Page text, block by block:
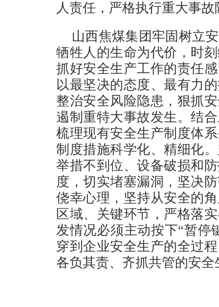
人责任，严格执行重大事
山西焦煤集团牢固树立
牺牲人的生命为代价，时
抓好安全生产工作的责任
以最坚决的态度、最有力
整治安全风险隐患，狠抓
遏制重特大事故发生。结
梳理现有安全生产制度体
制度措施科学化、精细化
举措不到位、设备破损和
度，切实堵塞漏洞，坚决
侥幸心理，坚持从安全的
区域、关键环节，严格落
发情况必须主动按下“暂停
穿到企业安全生产的全过
各负其责、齐抓共管的安